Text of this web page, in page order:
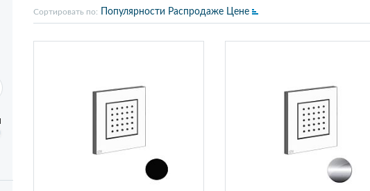
Сортировать по: Популярности Распродаже Цене